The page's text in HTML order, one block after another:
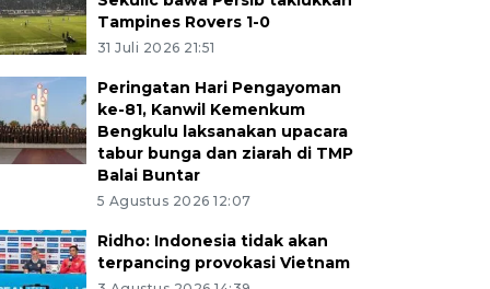
Tampines Rovers 1-0
31 Juli 2026 21:51
Peringatan Hari Pengayoman
ke-81, Kanwil Kemenkum
Bengkulu laksanakan upacara
tabur bunga dan ziarah di TMP
Balai Buntar
5 Agustus 2026 12:07
Ridho: Indonesia tidak akan
terpancing provokasi Vietnam